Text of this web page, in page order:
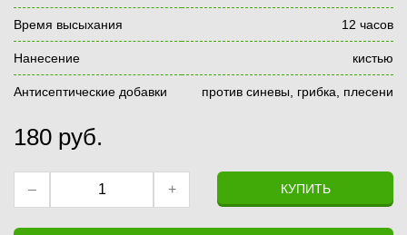
Время высыхания 12 часов
Нанесение кистью
Антисептические добавки против синевы, грибка, плесени
180 руб.
– + КУПИТЬ